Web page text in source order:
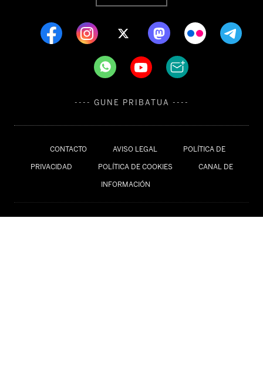
CONTACTO AVISO LEGAL POLÍTICA DE
PRIVACIDAD POLÍTICA DE COOKIES CANAL DE
INFORMACIÓN
---- GUNE PRIBATUA ----